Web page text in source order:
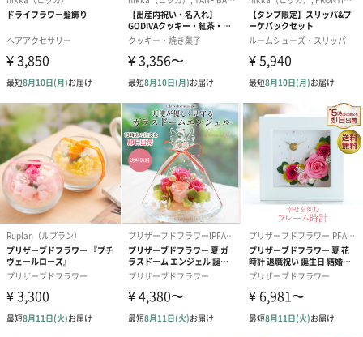
リア、コスメ、アクセサリーなど、暮らしが楽しくなるアイテム
を提案しています。手にとったひとの人生が、すこし上向きにな
りますように。
商品詳細情報
原材料
・素材：プラスチック
・内容物：花材、シリコン樹脂
本体サイズ
幅80mm×奥行35mm×高さ100mm（リボンの長さ
110mm）
本体重量
パッケージ外
装
直方体化粧箱
パッケージ外
装サイズ
幅75mm×奥行50mm×高さ100mm